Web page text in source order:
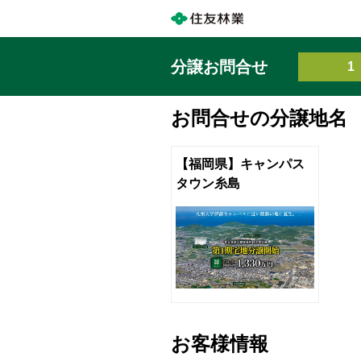
分譲お問合せ 1
お問合せの分譲地名
【福岡県】キャンパス
タウン糸島
お客様情報